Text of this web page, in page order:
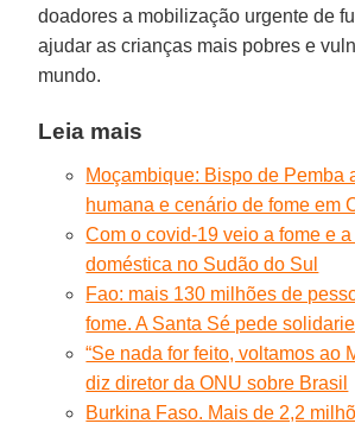
doadores a mobilização urgente de
ajudar as crianças mais pobres e
mundo.
Leia mais
Moçambique: Bispo de Pemba
humana e cenário de fome em
Com o covid-19 veio a fome e
doméstica no Sudão do Sul
Fao: mais 130 milhões de
fome. A Santa Sé pede
“Se nada for feito, voltamos ao
diz diretor da ONU sobre Brasil
Burkina Faso. Mais de 2,2